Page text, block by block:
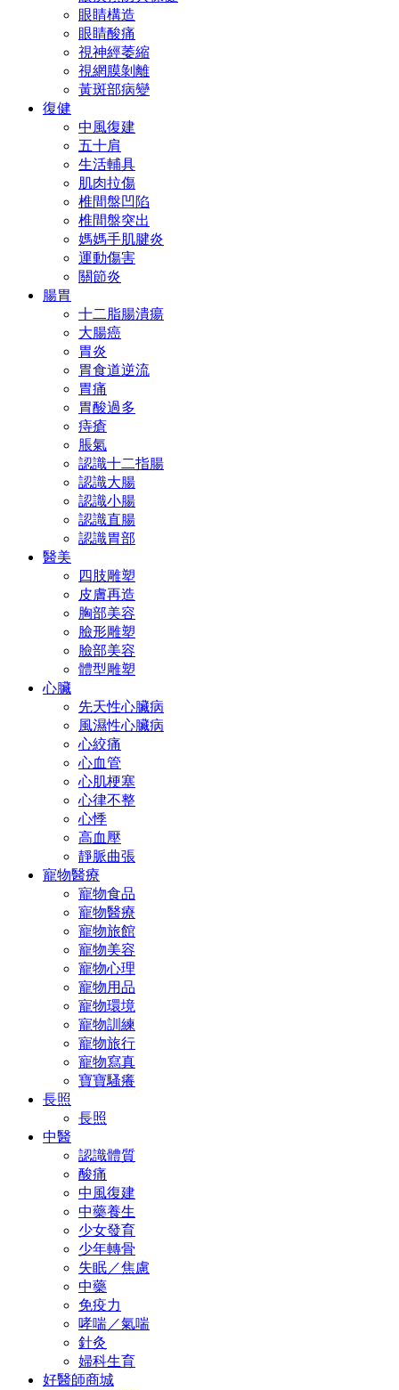
眼睛構造
眼睛酸痛
視神經萎縮
視網膜剝離
黃斑部病變
復健
中風復建
五十肩
生活輔具
肌肉拉傷
椎間盤凹陷
椎間盤突出
媽媽手肌腱炎
運動傷害
關節炎
腸胃
十二脂腸潰瘍
大腸癌
胃炎
胃食道逆流
胃痛
胃酸過多
痔瘡
脹氣
認識十二指腸
認識大腸
認識小腸
認識直腸
認識胃部
醫美
四肢雕塑
皮膚再造
胸部美容
臉形雕塑
臉部美容
體型雕塑
心臟
先天性心臟病
風濕性心臟病
心絞痛
心血管
心肌梗塞
心律不整
心悸
高血壓
靜脈曲張
寵物醫療
寵物食品
寵物醫療
寵物旅館
寵物美容
寵物心理
寵物用品
寵物環境
寵物訓練
寵物旅行
寵物寫真
寶寶騷癢
長照
長照
中醫
認識體質
酸痛
中風復建
中藥養生
少女發育
少年轉骨
失眠／焦慮
中藥
免疫力
哮喘／氣喘
針灸
婦科生育
好醫師商城